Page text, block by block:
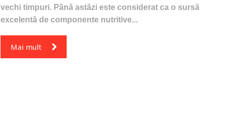
vechi timpuri. Până astăzi este considerat ca o sursă
excelentă de componente nutritive...
Mai mult